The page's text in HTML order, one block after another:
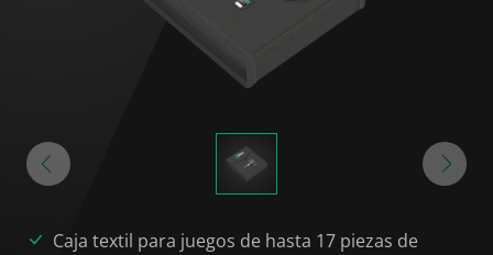
Caja textil para juegos de hasta 17 piezas de